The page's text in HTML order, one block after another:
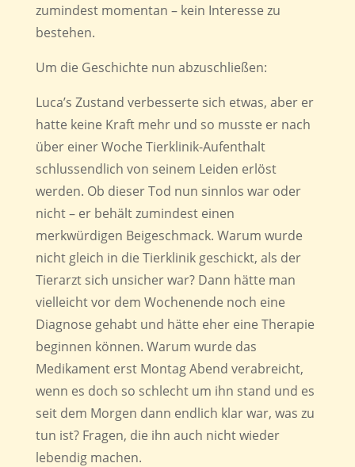
zumindest momentan – kein Interesse zu
bestehen.
Um die Geschichte nun abzuschließen:
Luca’s Zustand verbesserte sich etwas, aber er
hatte keine Kraft mehr und so musste er nach
über einer Woche Tierklinik-Aufenthalt
schlussendlich von seinem Leiden erlöst
werden. Ob dieser Tod nun sinnlos war oder
nicht – er behält zumindest einen
merkwürdigen Beigeschmack. Warum wurde
nicht gleich in die Tierklinik geschickt, als der
Tierarzt sich unsicher war? Dann hätte man
vielleicht vor dem Wochenende noch eine
Diagnose gehabt und hätte eher eine Therapie
beginnen können. Warum wurde das
Medikament erst Montag Abend verabreicht,
wenn es doch so schlecht um ihn stand und es
seit dem Morgen dann endlich klar war, was zu
tun ist? Fragen, die ihn auch nicht wieder
lebendig machen.